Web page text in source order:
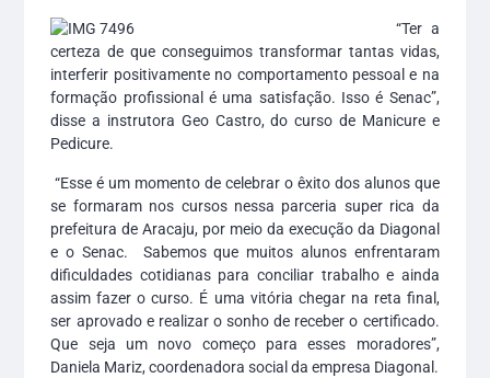
“Ter a
certeza de que conseguimos transformar tantas vidas,
interferir positivamente no comportamento pessoal e na
formação profissional é uma satisfação. Isso é Senac”,
disse a instrutora Geo Castro, do curso de Manicure e
Pedicure.
“Esse é um momento de celebrar o êxito dos alunos que
se formaram nos cursos nessa parceria super rica da
prefeitura de Aracaju, por meio da execução da Diagonal
e o Senac. Sabemos que muitos alunos enfrentaram
dificuldades cotidianas para conciliar trabalho e ainda
assim fazer o curso. É uma vitória chegar na reta final,
ser aprovado e realizar o sonho de receber o certificado.
Que seja um novo começo para esses moradores”,
Daniela Mariz, coordenadora social da empresa Diagonal.